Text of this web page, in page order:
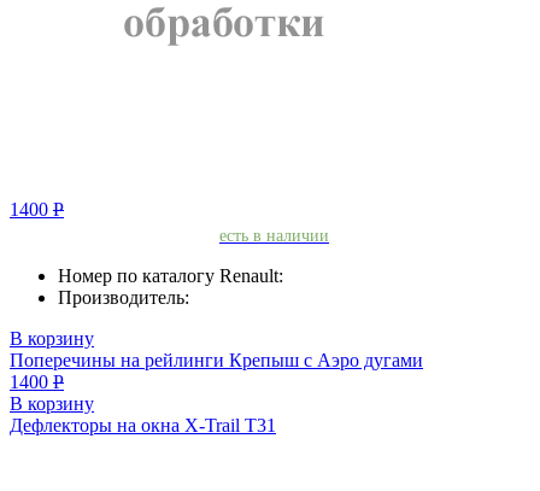
1400 Р
есть в наличии
Номер по каталогу Renault:
Производитель:
В корзину
Поперечины на рейлинги Крепыш с Аэро дугами
1400 Р
В корзину
Дефлекторы на окна X-Trail T31